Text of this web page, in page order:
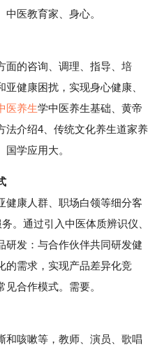
医教育家、身心。
的咨询、调理、指导、培
健康困扰，实现身心健康、
医养生学中医养生基础、黄帝
法介绍4、传统文化养生道家养
学应用大。
康人群、职场白领等细分客
。通过引入中医体质辨识仪、
研发：与合作伙伴共同研发健
的需求，实现产品差异化竞
合作模式。需要。
咳嗽等，教师、演员、歌唱